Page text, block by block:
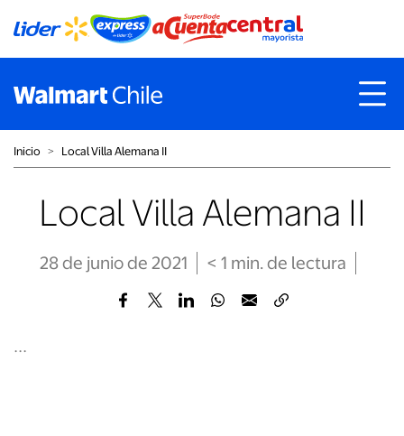
Inicio ˃ Local Villa Alemana II
Local Villa Alemana II
28 de junio de 2021 < 1 min. de lectura
...